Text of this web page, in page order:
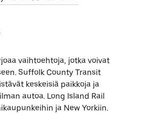
vaihtoehtoja, jotka voivat
Suffolk County Transit
keskeisiä paikkoja ja
autoa. Long Island Rail
ja New Yorkiin.